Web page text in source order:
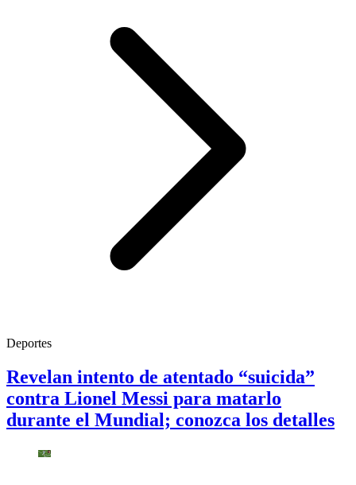
Deportes
Revelan intento de atentado “suicida”
contra Lionel Messi para matarlo
durante el Mundial; conozca los detalles